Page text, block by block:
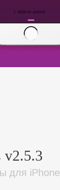
v2.5.3
для